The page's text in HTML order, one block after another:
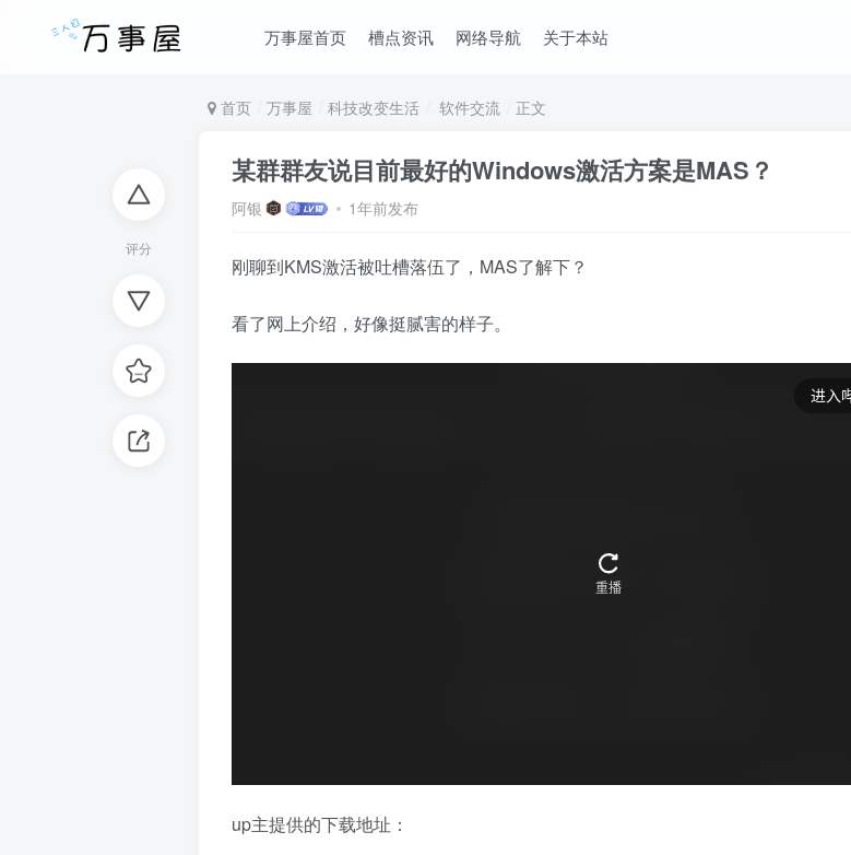
万事屋首页 槽点资讯 网络导航 关于本站
评分
首页 万事屋 科技改变生活 软件交流 正文
某群群友说目前最好的Windows激活方案是MAS？
阿银 1年前发布
刚聊到KMS激活被吐槽落伍了，MAS了解下？
看了网上介绍，好像挺腻害的样子。
up主提供的下载地址：